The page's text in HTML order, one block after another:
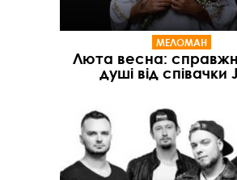
МЕЛОМАН
Люта весна:
душі від співачки